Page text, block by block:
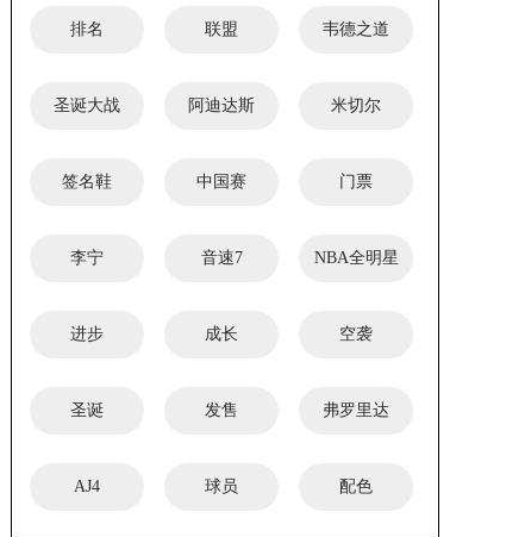
排名 联盟 韦德之道
圣诞大战 阿迪达斯 米切尔
签名鞋 中国赛 门票
李宁 音速7 NBA全明星
进步 成长 空袭
圣诞 发售 弗罗里达
AJ4 球员 配色